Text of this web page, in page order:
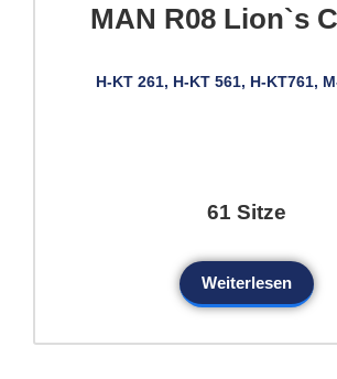
MAN R08 Lion`s
H-KT 261, H-KT 561, H-KT761,
61 Sitze
Weiterlesen